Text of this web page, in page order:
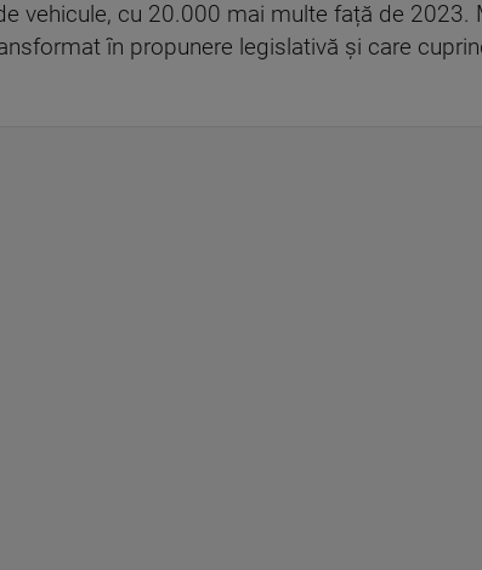
vehicule, cu 20.000 mai multe față de 2023.
în propunere legislativă și care